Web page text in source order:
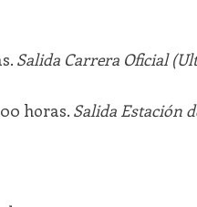
Salida Carrera Oficial
horas. Salida Estación